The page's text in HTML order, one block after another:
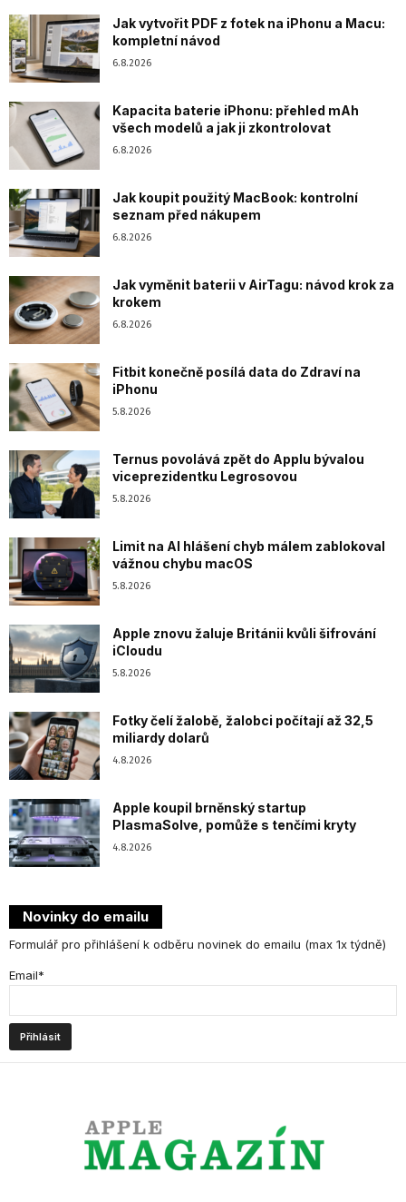
Jak vytvořit PDF z fotek na iPhonu a Macu:
kompletní návod
6.8.2026
Kapacita baterie iPhonu: přehled mAh
všech modelů a jak ji zkontrolovat
6.8.2026
Jak koupit použitý MacBook: kontrolní
seznam před nákupem
6.8.2026
Jak vyměnit baterii v AirTagu: návod krok za
krokem
6.8.2026
Fitbit konečně posílá data do Zdraví na
iPhonu
5.8.2026
Ternus povolává zpět do Applu bývalou
viceprezidentku Legrosovou
5.8.2026
Limit na AI hlášení chyb málem zablokoval
vážnou chybu macOS
5.8.2026
Apple znovu žaluje Británii kvůli šifrování
iCloudu
5.8.2026
Fotky čelí žalobě, žalobci počítají až 32,5
miliardy dolarů
4.8.2026
Apple koupil brněnský startup
PlasmaSolve, pomůže s tenčími kryty
4.8.2026
Novinky do emailu
Formulář pro přihlášení k odběru novinek do emailu (max 1x týdně)
Email*